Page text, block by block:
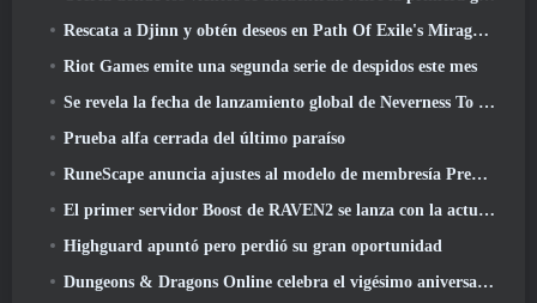
Rescata a Djinn y obtén deseos en Path Of Exile's Mirage League
Riot Games emite una segunda serie de despidos este mes
Se revela la fecha de lanzamiento global de Neverness To Everness
Prueba alfa cerrada del último paraíso
RuneScape anuncia ajustes al modelo de membresía Premier para tener en cuenta los cambios recientes en el MMORPG
El primer servidor Boost de RAVEN2 se lanza con la actualización de hoy
Highguard apuntó pero perdió su gran oportunidad
Dungeons & Dragons Online celebra el vigésimo aniversario de Natural con misiones y recompensas especiales